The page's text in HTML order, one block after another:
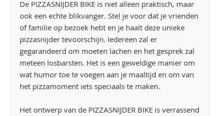
De PIZZASNIJDER BIKE is niet alleen praktisch, maar
ook een echte blikvanger. Stel je voor dat je vrienden
of familie op bezoek hebt en je haalt deze unieke
pizzasnijder tevoorschijn. Iedereen zal er
gegarandeerd om moeten lachen en het gesprek zal
meteen losbarsten. Het is een geweldige manier om
wat humor toe te voegen aan je maaltijd en om van
het pizzamoment iets speciaals te maken.
Het ontwerp van de PIZZASNIJDER BIKE is verrassend